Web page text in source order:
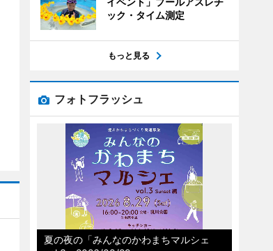
ック・タイム測定
もっと見る
フォトフラッシュ
夏の夜の「みんなのかわまちマルシェ